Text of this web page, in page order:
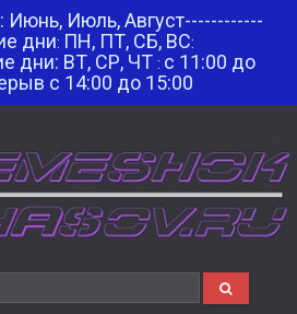
Июль, Август------------
дни: ПН, ПТ, СБ, ВС:
дни: ВТ, СР, ЧТ : с 11:00 до
с 14:00 до 15:00